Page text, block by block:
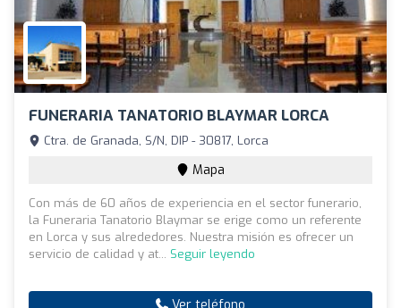
FUNERARIA TANATORIO BLAYMAR LORCA
Ctra. de Granada, S/N, DIP - 30817, Lorca
Mapa
Con más de 60 años de experiencia en el sector funerario,
la Funeraria Tanatorio Blaymar se erige como un referente
en Lorca y sus alrededores. Nuestra misión es ofrecer un
servicio de calidad y at... Seguir leyendo